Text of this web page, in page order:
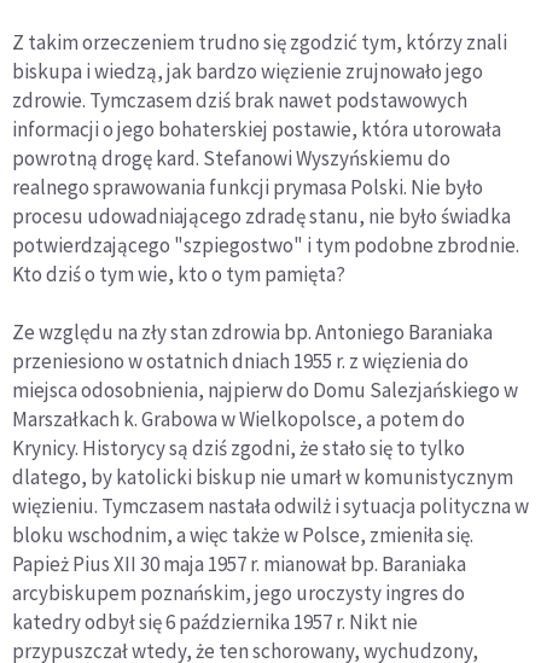
Z takim orzeczeniem trudno się zgodzić tym, którzy znali
biskupa i wiedzą, jak bardzo więzienie zrujnowało jego
zdrowie. Tymczasem dziś brak nawet podstawowych
informacji o jego bohaterskiej postawie, która utorowała
powrotną drogę kard. Stefanowi Wyszyńskiemu do
realnego sprawowania funkcji prymasa Polski. Nie było
procesu udowadniającego zdradę stanu, nie było świadka
potwierdzającego "szpiegostwo" i tym podobne zbrodnie.
Kto dziś o tym wie, kto o tym pamięta?
Ze względu na zły stan zdrowia bp. Antoniego Baraniaka
przeniesiono w ostatnich dniach 1955 r. z więzienia do
miejsca odosobnienia, najpierw do Domu Salezjańskiego w
Marszałkach k. Grabowa w Wielkopolsce, a potem do
Krynicy. Historycy są dziś zgodni, że stało się to tylko
dlatego, by katolicki biskup nie umarł w komunistycznym
więzieniu. Tymczasem nastała odwilż i sytuacja polityczna w
bloku wschodnim, a więc także w Polsce, zmieniła się.
Papież Pius XII 30 maja 1957 r. mianował bp. Baraniaka
arcybiskupem poznańskim, jego uroczysty ingres do
katedry odbył się 6 października 1957 r. Nikt nie
przypuszczał wtedy, że ten schorowany, wychudzony,